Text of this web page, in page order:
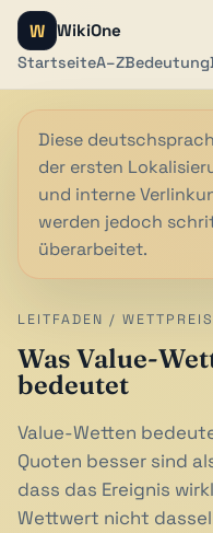
W WikiOne
StartseiteA–ZBedeutung
Diese
der ersten
und interne
werden jedoch
überarbeitet.
LEITFADEN /
Was Value-
bedeutet
Value-Wetten
Quoten besser sind
dass das Ereignis
Wettwert nicht